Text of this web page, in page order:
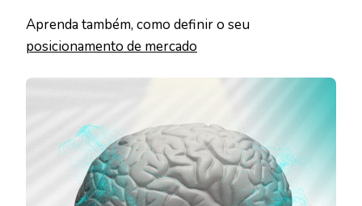
Aprenda também, como definir o seu
posicionamento de mercado